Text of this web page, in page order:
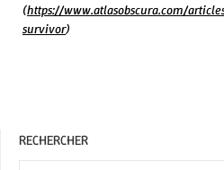
(https://www.atlasobscura.com/
survivor)
RECHERCHER